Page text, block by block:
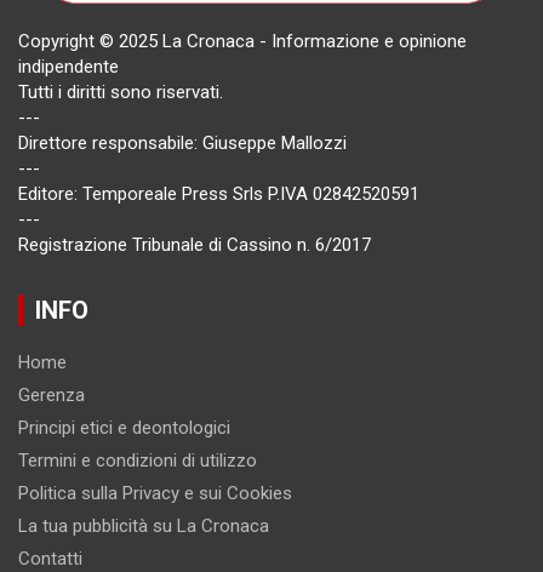
Copyright © 2025 La Cronaca - Informazione e opinione
indipendente
Tutti i diritti sono riservati.
---
Direttore responsabile: Giuseppe Mallozzi
---
Editore: Temporeale Press Srls P.IVA 02842520591
---
Registrazione Tribunale di Cassino n. 6/2017
INFO
Home
Gerenza
Principi etici e deontologici
Termini e condizioni di utilizzo
Politica sulla Privacy e sui Cookies
La tua pubblicità su La Cronaca
Contatti